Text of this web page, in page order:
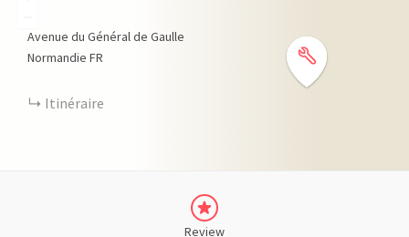
Avenue du Général de Gaulle
Normandie FR
Itinéraire
Review